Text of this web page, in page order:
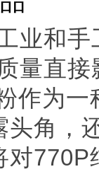
业和
量直
作为
头角，
对